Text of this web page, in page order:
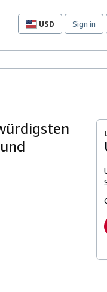
USD
Site
preferences
Sign in